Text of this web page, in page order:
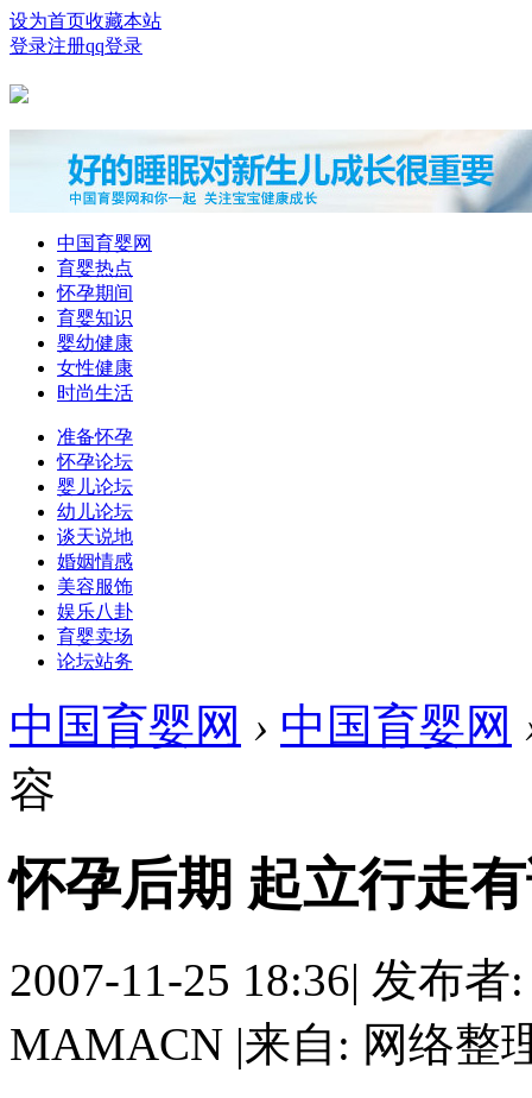
设为首页收藏本站
登录注册qq登录
中国育婴网
育婴热点
怀孕期间
育婴知识
婴幼健康
女性健康
时尚生活
准备怀孕
怀孕论坛
婴儿论坛
幼儿论坛
谈天说地
婚姻情感
美容服饰
娱乐八卦
育婴卖场
论坛站务
中国育婴网 › 中国育婴网
容
怀孕后期 起立行走
2007-11-25 18:36| 发布者
MAMACN |来自: 网络整